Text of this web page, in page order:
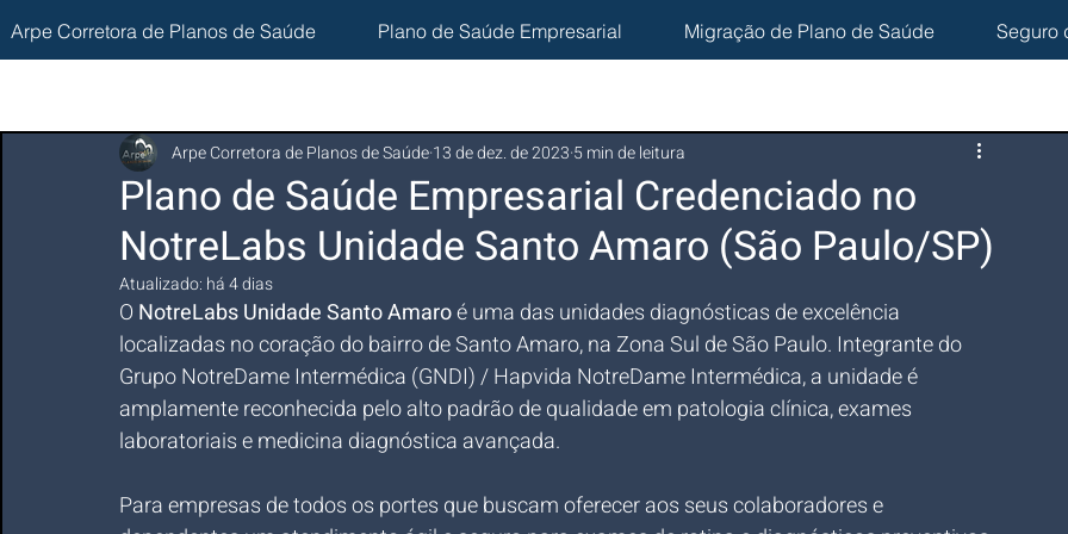
Arpe Corretora de Planos de Saúde Plano de Saúde Empresarial Migração de Plano de Saúde Seguro
Plano de Saúde Empresarial Credenciado no
NotreLabs Unidade Santo Amaro (São Paulo/SP)
Arpe Corretora de Planos de Saúde13 de dez. de 2023 5 min de leitura
Atualizado: há 4 dias
O NotreLabs Unidade Santo Amaro é uma das unidades diagnósticas de excelência
localizadas no coração do bairro de Santo Amaro, na Zona Sul de São Paulo. Integrante do
Grupo NotreDame Intermédica (GNDI) / Hapvida NotreDame Intermédica, a unidade é
amplamente reconhecida pelo alto padrão de qualidade em patologia clínica, exames
laboratoriais e medicina diagnóstica avançada.
Para empresas de todos os portes que buscam oferecer aos seus colaboradores e